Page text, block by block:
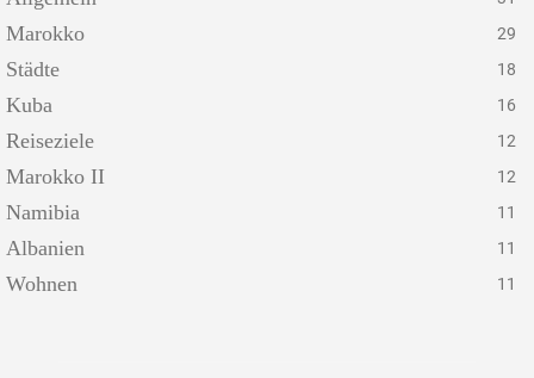
Marokko 29
Städte 18
Kuba 16
Reiseziele 12
Marokko II 12
Namibia 11
Albanien 11
Wohnen 11